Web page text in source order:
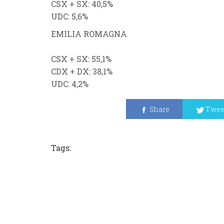
CSX + SX: 40,5%
UDC: 5,6%
EMILIA ROMAGNA
CSX + SX: 55,1%
CDX + DX: 38,1%
UDC: 4,2%
Share
Tags: